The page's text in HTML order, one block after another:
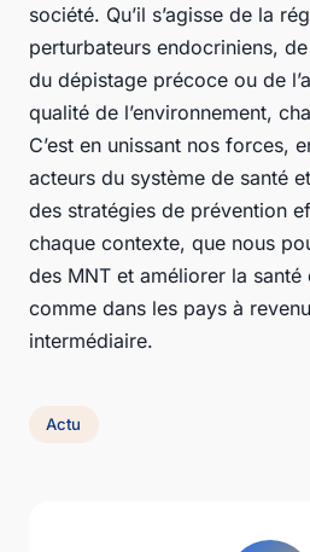
société. Qu’il s’agisse de la
perturbateurs endocriniens,
du dépistage précoce ou de
qualité de l’environnement,
C’est en unissant nos forces,
acteurs du système de santé
des stratégies de prévention
chaque contexte, que nous
des MNT et améliorer la santé
comme dans les pays à
intermédiaire.
Actu